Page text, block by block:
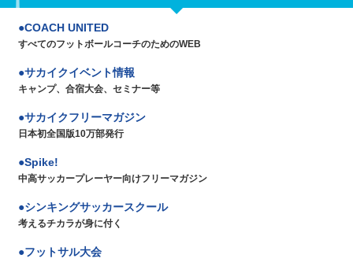
COACH UNITED
すべてのフットボールコーチのためのWEB
サカイクイベント情報
キャンプ、合宿大会、セミナー等
サカイクフリーマガジン
日本初全国版10万部発行
Spike!
中高サッカープレーヤー向けフリーマガジン
シンキングサッカースクール
考えるチカラが身に付く
フットサル大会